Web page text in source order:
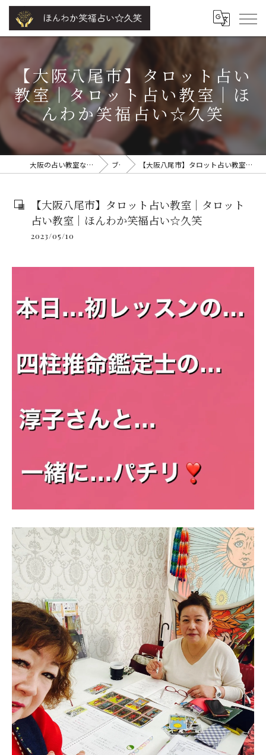
【大阪八尾市】タロット占い
教室｜タロット占い教室｜ほ
んわか笑福占い☆久笑
大阪の占い教室ならほんわか笑福占い☆久笑 ブログ 【大阪八尾市】タロット占い教室｜タロット占い教室｜ほんわか笑福占い☆久笑
【大阪八尾市】タロット占い教室｜タロット
占い教室｜ほんわか笑福占い☆久笑
2023/05/10